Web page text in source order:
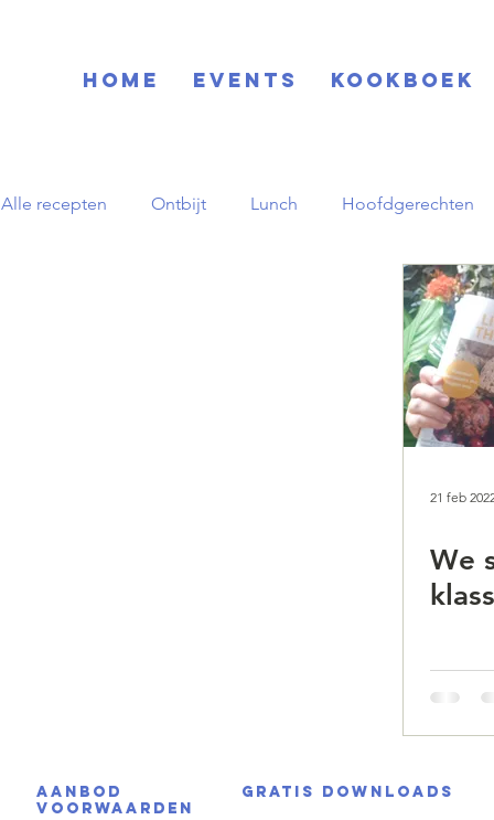
Home EVENTS KOOKBOEK
Alle recepten Ontbijt Lunch Hoofdgerechten
Feestdagen
pornstar martini
21 feb
We
AANBOD
GRATIS DOWNLOADS
VOORWAARDEN